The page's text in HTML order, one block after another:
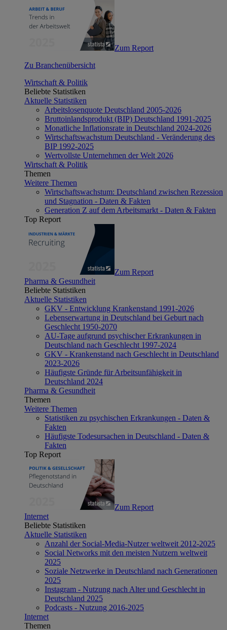
Zum Report
Zu Branchenübersicht
Wirtschaft & Politik
Beliebte Statistiken
Aktuelle Statistiken
Arbeitslosenquote Deutschland 2005-2026
Bruttoinlandsprodukt (BIP) Deutschland 1991-2025
Monatliche Inflationsrate in Deutschland 2024-2026
Wirtschaftswachstum Deutschland - Veränderung des
BIP 1992-2025
Wertvollste Unternehmen der Welt 2026
Wirtschaft & Politik
Themen
Weitere Themen
Wirtschaftswachstum: Deutschland zwischen Rezession
und Stagnation - Daten & Fakten
Generation Z auf dem Arbeitsmarkt - Daten & Fakten
Top Report
Zum Report
Pharma & Gesundheit
Beliebte Statistiken
Aktuelle Statistiken
GKV - Entwicklung Krankenstand 1991-2026
Lebenserwartung in Deutschland bei Geburt nach
Geschlecht 1950-2070
AU-Tage aufgrund psychischer Erkrankungen in
Deutschland nach Geschlecht 1997-2024
GKV - Krankenstand nach Geschlecht in Deutschland
2023-2026
Häufigste Gründe für Arbeitsunfähigkeit in
Deutschland 2024
Pharma & Gesundheit
Themen
Weitere Themen
Statistiken zu psychischen Erkrankungen - Daten &
Fakten
Häufigste Todesursachen in Deutschland - Daten &
Fakten
Top Report
Zum Report
Internet
Beliebte Statistiken
Aktuelle Statistiken
Anzahl der Social-Media-Nutzer weltweit 2012-2025
Social Networks mit den meisten Nutzern weltweit
2025
Soziale Netzwerke in Deutschland nach Generationen
2025
Instagram - Nutzung nach Alter und Geschlecht in
Deutschland 2025
Podcasts - Nutzung 2016-2025
Internet
Themen